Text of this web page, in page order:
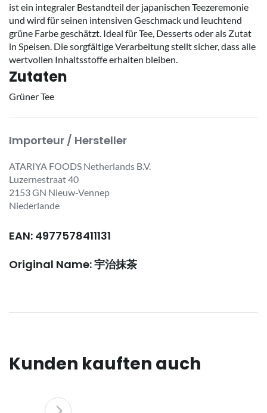
ist ein integraler Bestandteil der japanischen Teezeremonie
und wird für seinen intensiven Geschmack und leuchtend
grüne Farbe geschätzt. Ideal für Tee, Desserts oder als Zutat
in Speisen. Die sorgfältige Verarbeitung stellt sicher, dass alle
wertvollen Inhaltsstoffe erhalten bleiben.
Zutaten
Grüner Tee
Importeur / Hersteller
ATARIYA FOODS Netherlands B.V.
Luzernestraat 40
2153 GN Nieuw-Vennep
Niederlande
EAN: 4977578411131
Original Name: 宇治抹茶
Kunden kauften auch